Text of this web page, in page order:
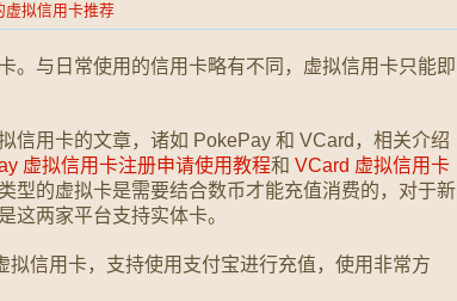
虚拟信用卡推荐
。与日常使用的信用卡略有不同，虚拟信用卡只能即
信用卡的文章，诸如 PokePay 和 VCard，相关介绍
虚拟信用卡注册申请使用教程和 VCard 虚拟信用卡
型的虚拟卡是需要结合数币才能充值消费的，对于新
这两家平台支持实体卡。
拟信用卡，支持使用支付宝进行充值，使用非常方